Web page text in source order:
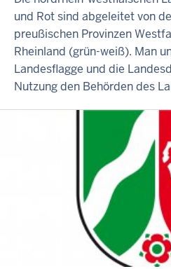
und Rot sind abgeleitet von
preußischen Provinzen
Rheinland (grün-weiß). Man
Landesflagge und die
Nutzung den Behörden des